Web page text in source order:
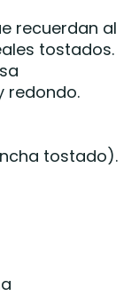
recuerdan al
tostados.
redondo.
tostado).